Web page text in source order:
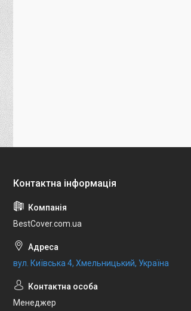
BestCover.com.ua
вул. Київська 4, Хмельницький, Україна
Менеджер